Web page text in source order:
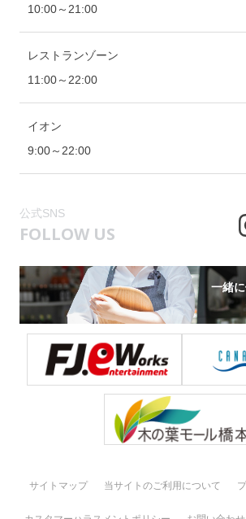
10:00～21:00
レストランゾーン
11:00～22:00
イオン
9:00～22:00
公式SNS
FOLLOW US
一緒
サイトマップ 当サイトのご利用について